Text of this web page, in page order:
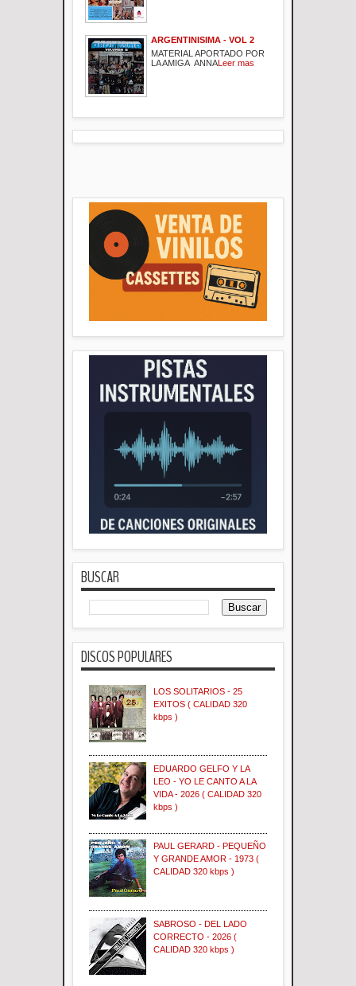
ARGENTINISIMA - VOL 2
MATERIAL APORTADO POR
LA AMIGA ANNALeer mas
BUSCAR
DISCOS POPULARES
LOS SOLITARIOS - 25
EXITOS ( CALIDAD 320
kbps )
EDUARDO GELFO Y LA
LEO - YO LE CANTO A LA
VIDA - 2026 ( CALIDAD 320
kbps )
PAUL GERARD - PEQUEÑO
Y GRANDE AMOR - 1973 (
CALIDAD 320 kbps )
SABROSO - DEL LADO
CORRECTO - 2026 (
CALIDAD 320 kbps )